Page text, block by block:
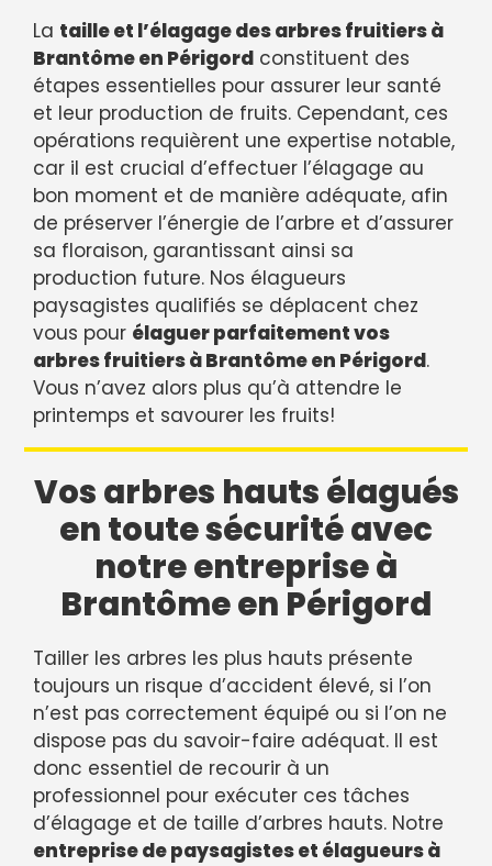
La taille et l’élagage des arbres fruitiers à
Brantôme en Périgord constituent des
étapes essentielles pour assurer leur santé
et leur production de fruits. Cependant, ces
opérations requièrent une expertise notable,
car il est crucial d’effectuer l’élagage au
bon moment et de manière adéquate, afin
de préserver l’énergie de l’arbre et d’assurer
sa floraison, garantissant ainsi sa
production future. Nos élagueurs
paysagistes qualifiés se déplacent chez
vous pour élaguer parfaitement vos
arbres fruitiers à Brantôme en Périgord.
Vous n’avez alors plus qu’à attendre le
printemps et savourer les fruits!
Vos arbres hauts élagués
en toute sécurité avec
notre entreprise à
Brantôme en Périgord
Tailler les arbres les plus hauts présente
toujours un risque d’accident élevé, si l’on
n’est pas correctement équipé ou si l’on ne
dispose pas du savoir-faire adéquat. Il est
donc essentiel de recourir à un
professionnel pour exécuter ces tâches
d’élagage et de taille d’arbres hauts. Notre
entreprise de paysagistes et élagueurs à